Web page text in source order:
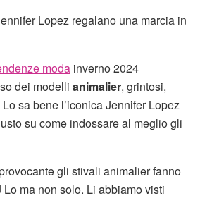
Lopez regalano una marcia in
moda inverno 2024
dei modelli animalier, grintosi,
sa bene l’iconica Jennifer Lopez
su come indossare al meglio gli
gli stivali animalier fanno
ma non solo. Li abbiamo visti